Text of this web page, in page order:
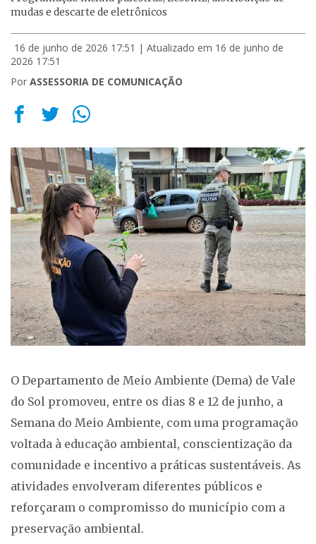
mudas e descarte de eletrônicos
16 de junho de 2026 17:51 | Atualizado em 16 de junho de
2026 17:51
Por ASSESSORIA DE COMUNICAÇÃO
O Departamento de Meio Ambiente (Dema) de Vale
do Sol promoveu, entre os dias 8 e 12 de junho, a
Semana do Meio Ambiente, com uma programação
voltada à educação ambiental, conscientização da
comunidade e incentivo a práticas sustentáveis. As
atividades envolveram diferentes públicos e
reforçaram o compromisso do município com a
preservação ambiental.